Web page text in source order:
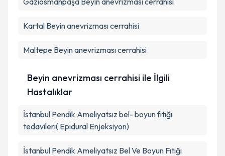
Kartal Beyin anevrizması cerrahisi
Maltepe Beyin anevrizması cerrahisi
Beyin anevrizması cerrahisi ile İlgili
Hastalıklar
İstanbul Pendik Ameliyatsız bel- boyun fıtığı
tedavileri( Epidural Enjeksiyon)
İstanbul Pendik Ameliyatsız Bel Ve Boyun Fıtığı